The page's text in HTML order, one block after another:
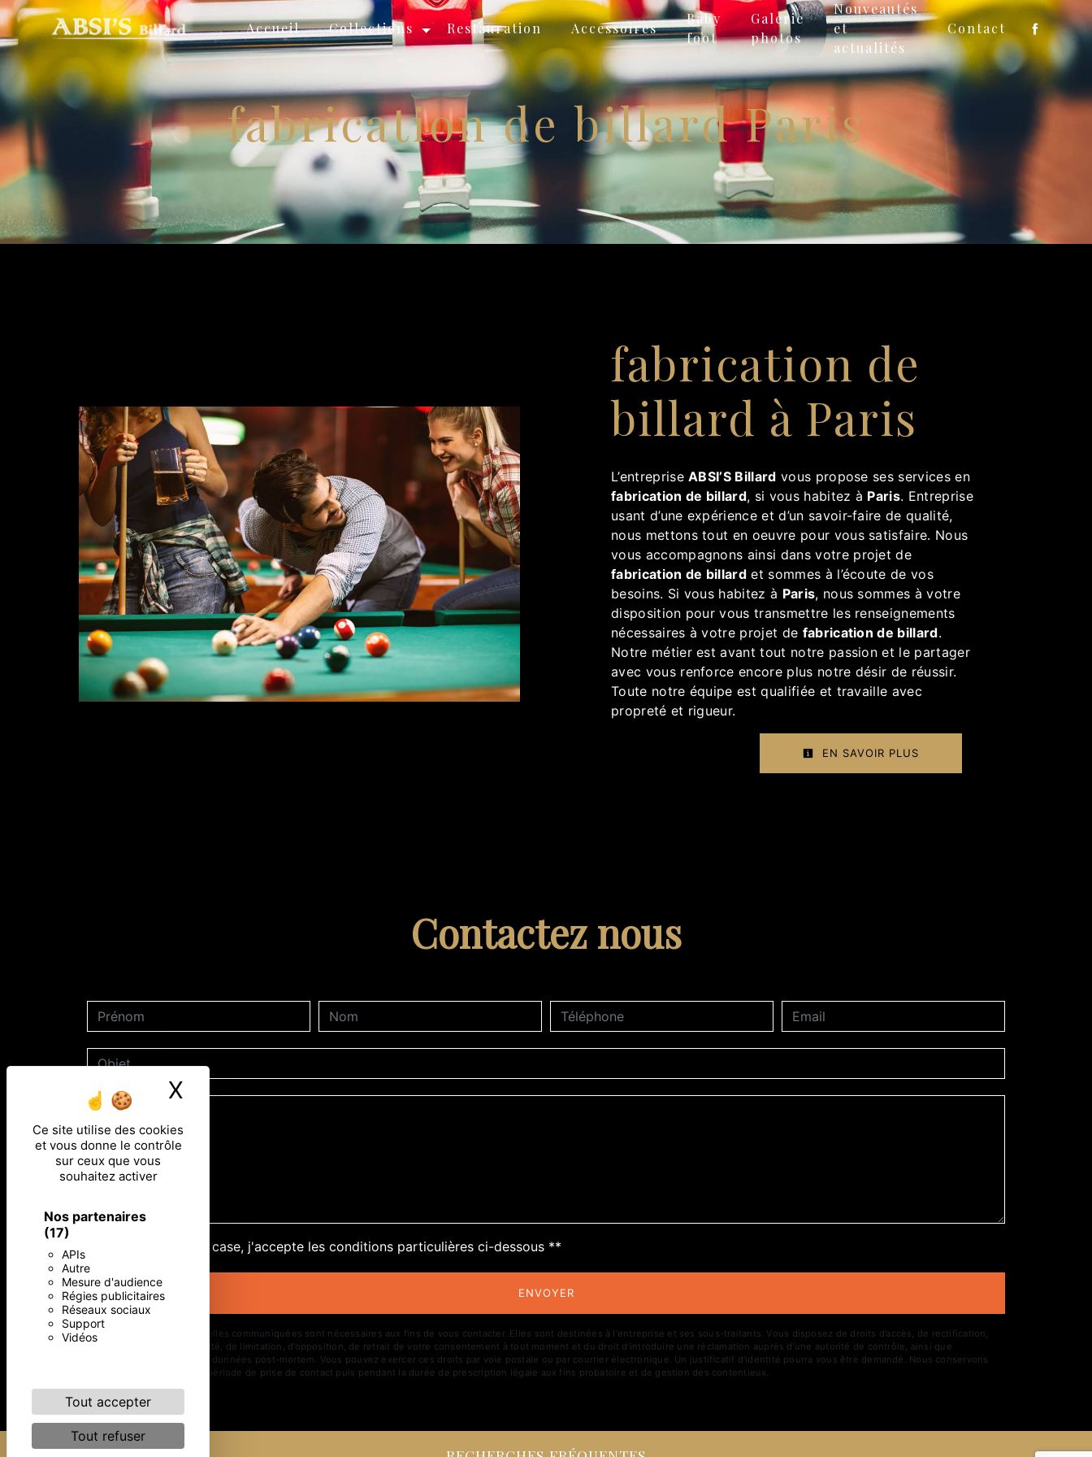
Panneau de gestion des cookies
Ce site utilise des cookies
et vous donne le contrôle
sur ceux que vous
souhaitez activer
Nos partenaires
(17)
APIs
Autre
Mesure d'audience
Régies publicitaires
Réseaux sociaux
Support
Vidéos
Tout accepter
Tout refuser
X Masquer le bandeau des cookies
Accueil Collections Restauration Accessoires
Baby
foot
Galerie
photos
Nouveautés
et
actualités
Contact
fabrication de billard Paris
fabrication de
billard à Paris
L’entrepriseABSI’S Billard vous propose ses services en
fabrication de billard, si vous habitez à Paris. Entreprise
usant d’une expérience et d’un savoir-faire de qualité,
nous mettons tout en oeuvre pour vous satisfaire. Nous
vous accompagnons ainsi dans votre projet de
fabrication de billard et sommes à l’écoute de vos
besoins. Si vous habitez à Paris, nous sommes à votre
disposition pour vous transmettre les renseignements
nécessaires à votre projet de fabrication de billard.
Notre métier est avant tout notre passion et le partager
avec vous renforce encore plus notre désir de réussir.
Toute notre équipe est qualifiée et travaille avec
propreté et rigueur.
EN SAVOIR PLUS
Contactez nous
En cochant cette case, j'accepte les conditions particulières ci-dessous **
ENVOYER
** Les données personnelles communiquées sont nécessaires aux fins de vous contacter. Elles sont destinées à l'entreprise et ses sous-traitants. Vous disposez de droits d’accès, de rectification,
d’effacement, de portabilité, de limitation, d’opposition, de retrait de votre consentement à tout moment et du droit d’introduire une réclamation auprès d’une autorité de contrôle, ainsi que
d’organiser le sort de vos données post-mortem. Vous pouvez exercer ces droits par voie postale ou par courrier électronique. Un justificatif d'identité pourra vous être demandé. Nous conservons
vos données pendant la période de prise de contact puis pendant la durée de prescription légale aux fins probatoire et de gestion des contentieux.